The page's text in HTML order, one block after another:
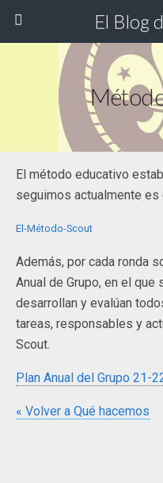
El Blog
El método educativo
seguimos actualmente es
El-Método-Scout
Además, por cada ronda
Anual de Grupo, en el que
desarrollan y evalúan
tareas, responsables y
Scout.
Plan Anual del Grupo 21-
« Volver a Qué hacemos